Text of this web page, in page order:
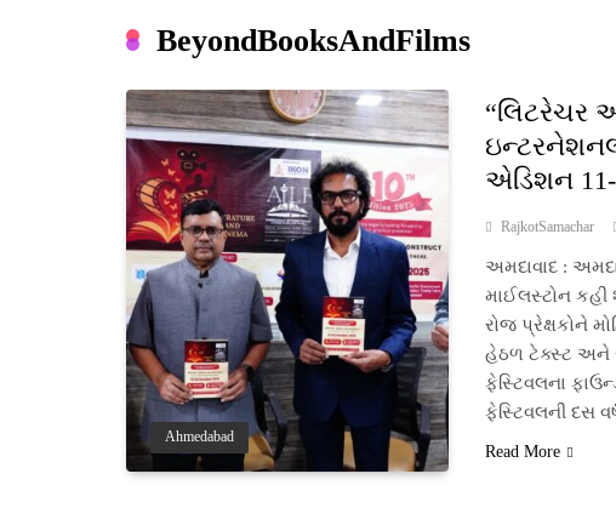
BeyondBooksAndFilms
Ahmedabad
“લિટરેચર
એડિશન
RajkotSamachar
અમદાવાદ :
માઈલસ્ટોન
રોજ પ્રેક્ષકોને
હેઠળ ટેક્સ્ટ અને
ફેસ્ટિવલના
ફેસ્ટિવલની દસ
Read More